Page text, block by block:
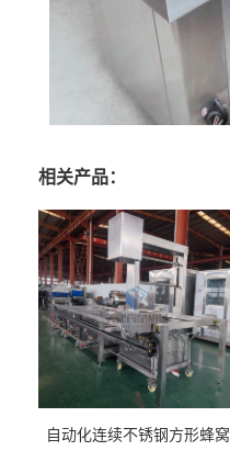
相关产品：
自动化连续不锈钢方形蜂窝